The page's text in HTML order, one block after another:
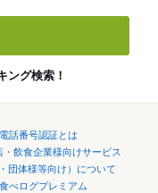
ング検索！
話番号認証とは
・飲食企業様向けサービス
団体様等向け）について
食べログプレミアム